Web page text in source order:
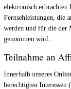
elektronisch
Fernsehleistungen, die
werden und für die der
genommen wird.
Teilnahme an
Innerhalb unseres
berechtigten Interessen